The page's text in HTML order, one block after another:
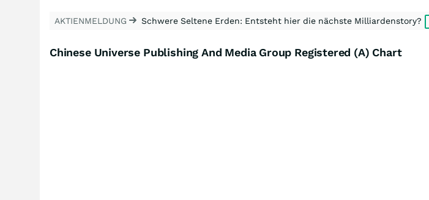
AKTIENMELDUNG Schwere Seltene Erden: Entsteht hier die nächste Milliardenstory?
Chinese Universe Publishing And Media Group Registered (A) Chart